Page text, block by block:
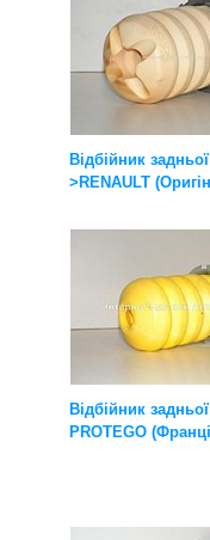
Відбійник
>RENAULT
Відбійник
PROTEGO